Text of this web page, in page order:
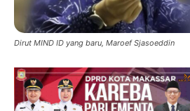
Dirut MIND ID yang baru, Maroef Sjasoeddin